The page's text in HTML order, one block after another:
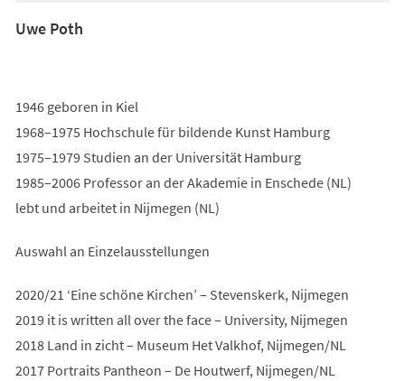
Uwe Poth
1946 geboren in Kiel
1968–1975 Hochschule für bildende Kunst Hamburg
1975–1979 Studien an der Universität Hamburg
1985–2006 Professor an der Akademie in Enschede (NL)
lebt und arbeitet in Nijmegen (NL)
Auswahl an Einzelausstellungen
2020/21 ‘Eine schöne Kirchen’ – Stevenskerk, Nijmegen
2019 it is written all over the face – University, Nijmegen
2018 Land in zicht – Museum Het Valkhof, Nijmegen/NL
2017 Portraits Pantheon – De Houtwerf, Nijmegen/NL